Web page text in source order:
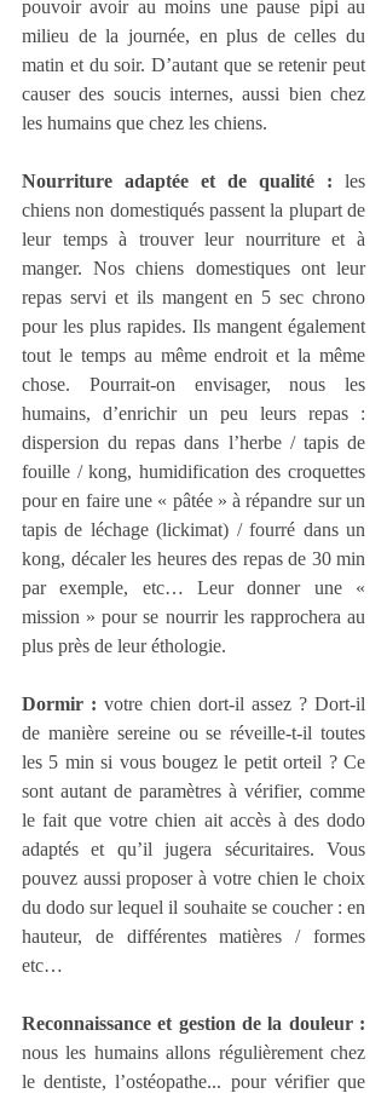
pouvoir avoir au moins une pause pipi au
milieu de la journée, en plus de celles du
matin et du soir. D’autant que se retenir peut
causer des soucis internes, aussi bien chez
les humains que chez les chiens.
Nourriture adaptée et de qualité : les
chiens non domestiqués passent la plupart de
leur temps à trouver leur nourriture et à
manger. Nos chiens domestiques ont leur
repas servi et ils mangent en 5 sec chrono
pour les plus rapides. Ils mangent également
tout le temps au même endroit et la même
chose. Pourrait-on envisager, nous les
humains, d’enrichir un peu leurs repas :
dispersion du repas dans l’herbe / tapis de
fouille / kong, humidification des croquettes
pour en faire une « pâtée » à répandre sur un
tapis de léchage (lickimat) / fourré dans un
kong, décaler les heures des repas de 30 min
par exemple, etc… Leur donner une «
mission » pour se nourrir les rapprochera au
plus près de leur éthologie.
Dormir : votre chien dort-il assez ? Dort-il
de manière sereine ou se réveille-t-il toutes
les 5 min si vous bougez le petit orteil ? Ce
sont autant de paramètres à vérifier, comme
le fait que votre chien ait accès à des dodo
adaptés et qu’il jugera sécuritaires. Vous
pouvez aussi proposer à votre chien le choix
du dodo sur lequel il souhaite se coucher : en
hauteur, de différentes matières / formes
etc…
Reconnaissance et gestion de la douleur :
nous les humains allons régulièrement chez
le dentiste, l’ostéopathe... pour vérifier que